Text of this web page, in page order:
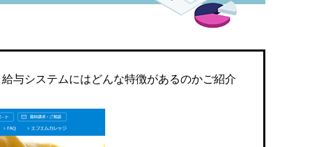
与システムにはどんな特徴があるのかご紹介